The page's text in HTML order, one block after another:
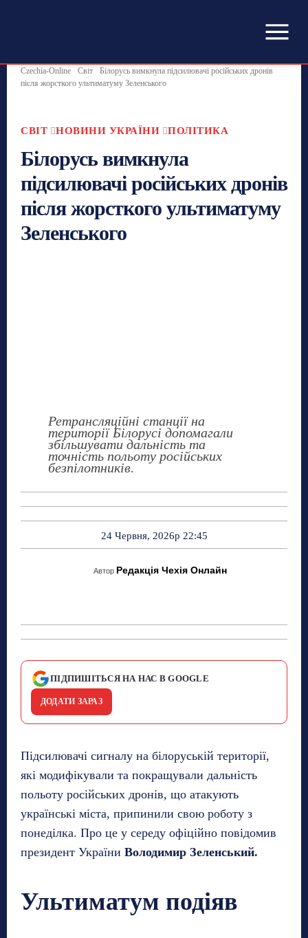
Czechia-Online Світ
Білорусь вимкнула підсилювачі російських дронів
після жорсткого ультиматуму Зеленського
СВІТ НОВИНИ УКРАЇНИ ПОЛІТИКА
Білорусь вимкнула
підсилювачі російських дронів
після жорсткого ультиматуму
Зеленського
Ретрансляційні станції на
території Білорусі допомагали
збільшувати дальність та
точність польоту російських
безпілотників.
24 Червня, 2026р 22:45
Автор Редакція Чехія Онлайн
ПІДПИШІТЬСЯ НА НАС В GOOGLE
ДОДАТИ ЗАРАЗ
Підсилювачі сигналу на білоруській території,
які модифікували та покращували дальність
польоту російських дронів, що атакують
українські міста, припинили свою роботу з
понеділка. Про це у середу офіційно повідомив
президент України Володимир Зеленський.
Ультиматум подіяв